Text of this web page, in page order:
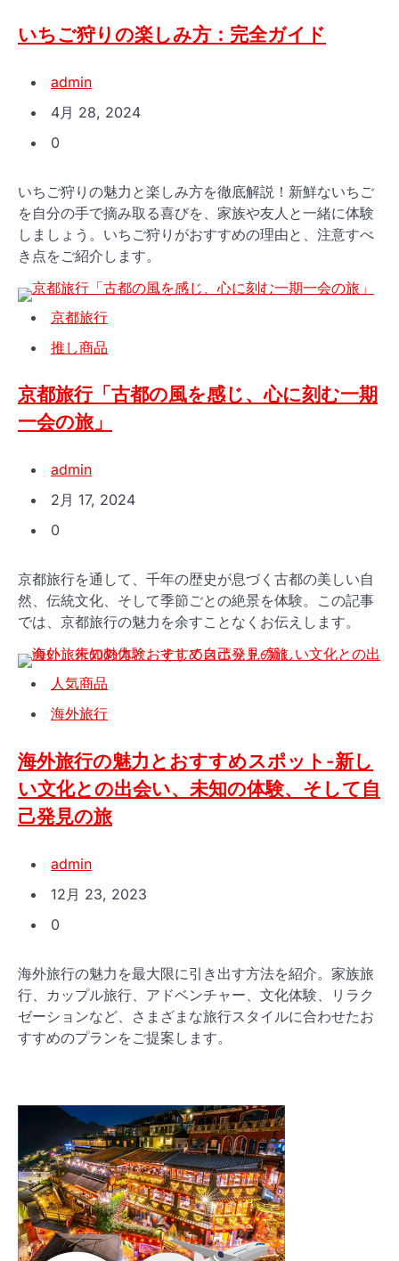
いちご狩りの楽しみ方：完全ガイド
admin
4月 28, 2024
0
いちご狩りの魅力と楽しみ方を徹底解説！新鮮ないちご
を自分の手で摘み取る喜びを、家族や友人と一緒に体験
しましょう。いちご狩りがおすすめの理由と、注意すべ
き点をご紹介します。
京都旅行
推し商品
京都旅行「古都の風を感じ、心に刻む一期
一会の旅」
admin
2月 17, 2024
0
京都旅行を通して、千年の歴史が息づく古都の美しい自
然、伝統文化、そして季節ごとの絶景を体験。この記事
では、京都旅行の魅力を余すことなくお伝えします。
人気商品
海外旅行
海外旅行の魅力とおすすめスポット-新し
い文化との出会い、未知の体験、そして自
己発見の旅
admin
12月 23, 2023
0
海外旅行の魅力を最大限に引き出す方法を紹介。家族旅
行、カップル旅行、アドベンチャー、文化体験、リラク
ゼーションなど、さまざまな旅行スタイルに合わせたお
すすめのプランをご提案します。